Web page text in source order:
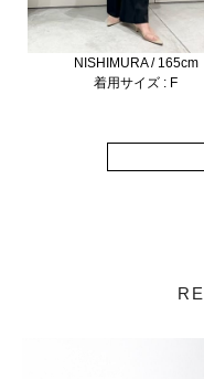
NISHIMURA / 165cm
着用サイズ : F